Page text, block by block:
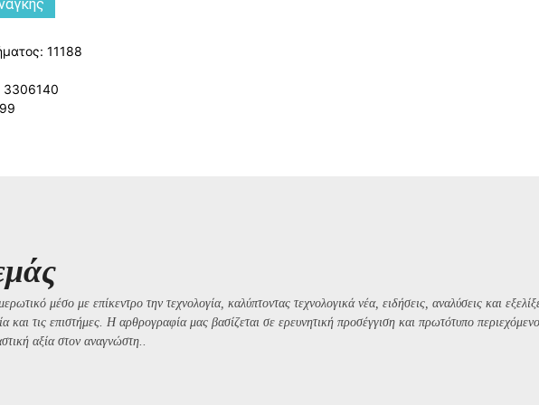
11188
3306140
μέσο με επίκεντρο την τεχνολογία, καλύπτοντας τεχνολογικά νέα, ειδήσεις, αναλύσεις και
και τις επιστήμες. Η αρθρογραφία μας βασίζεται σε ερευνητική προσέγγιση και πρωτότυπο
αξία στον αναγνώστη..